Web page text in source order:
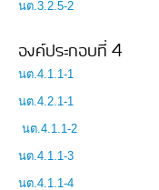
นต.3.2.5-2
องค์ประกอบที่ 4
นต.4.1.1-1
นต.4.2.1-1
นต.4.1.1-2
นต.4.1.1-3
นต.4.1.1-4